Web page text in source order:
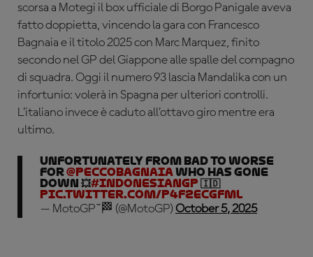
scorsa a Motegi il box ufficiale di Borgo Panigale aveva
fatto doppietta, vincendo la gara con Francesco
Bagnaia e il titolo 2025 con Marc Marquez, finito
secondo nel GP del Giappone alle spalle del compagno
di squadra. Oggi il numero 93 lascia Mandalika con un
infortunio: volerà in Spagna per ulteriori controlli.
L’italiano invece è caduto all’ottavo giro mentre era
ultimo.
Unfortunately from bad to worse
for @peccobagnaiawho has gone
down 💥#IndonesianGP 🇮🇩
pic.twitter.com/p4f2eCGFmL
— MotoGP™🏁 (@MotoGP) October 5, 2025